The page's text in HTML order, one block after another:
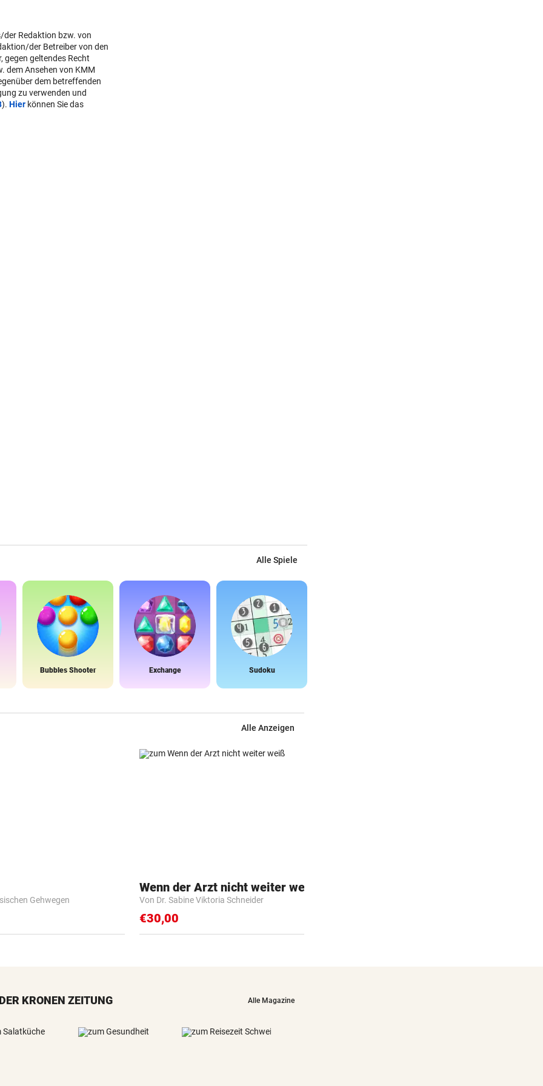
der Redaktion bzw. von
der Betreiber von den
gegen geltendes Recht
dem Ansehen von KMM
dem betreffenden
zu verwenden und
). Hier können Sie das
Alle Spiele
Bubbles Shooter Exchange Sudoku
Alle Anzeigen
Gehwegen
Wenn der Arzt nicht weiter weiß
Von Dr. Sabine Viktoria Schneider
€30,00
KRONEN ZEITUNG Alle Magazine